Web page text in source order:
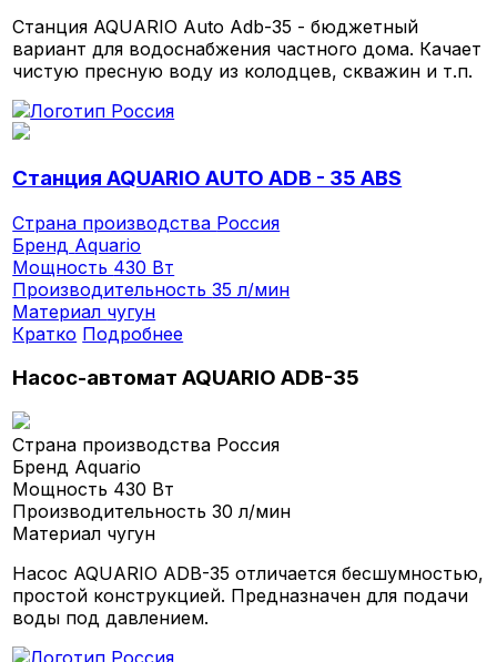
Станция AQUARIO Auto Adb-35 - бюджетный
вариант для водоснабжения частного дома. Качает
чистую пресную воду из колодцев, скважин и т.п.
Станция AQUARIO AUTO ADB - 35 ABS
Страна производства Россия
Бренд Aquario
Мощность 430 Вт
Производительность35 л/мин
Материал чугун
Кратко Подробнее
Насос-автомат AQUARIO ADB-35
Страна производства Россия
Бренд Aquario
Мощность 430 Вт
Производительность30 л/мин
Материал чугун
Насос AQUARIO ADB-35 отличается бесшумностью,
простой конструкцией. Предназначен для подачи
воды под давлением.